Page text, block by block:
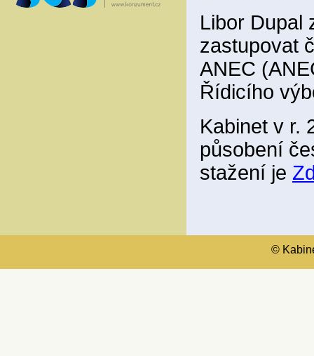
Libor Dupal
zastupovat
ANEC
Řídicího
Kabinet v r.
působení
stažení je
©